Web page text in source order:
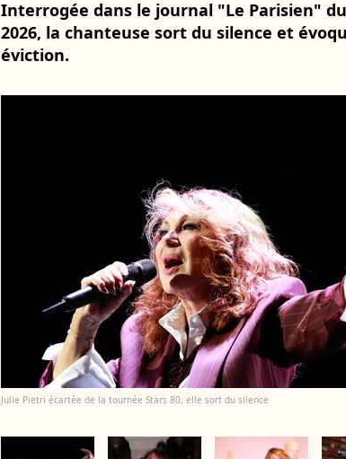
Interrogée dans le journal "Le Parisien"
2026, la chanteuse sort du silence et
éviction.
Julie Pietri écartée de la tournée Stars 80, elle sort du silence